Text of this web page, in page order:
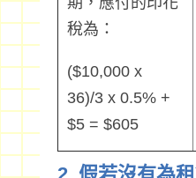
稅為：
($10,000 x
36)/3 x 0.5% +
$5 = $605